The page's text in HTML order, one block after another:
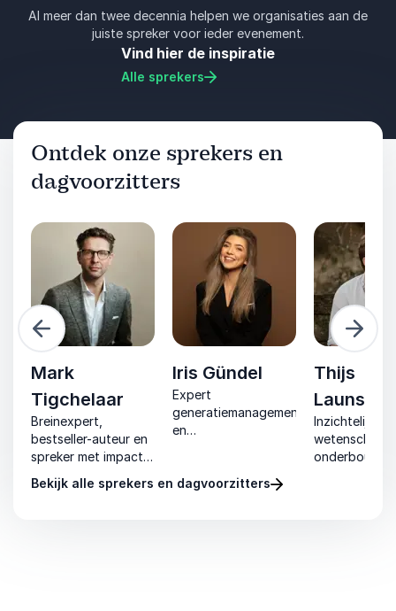
Al meer dan twee decennia helpen we organisaties aan de
juiste spreker voor ieder evenement.
Vind hier de inspiratie
Alle sprekers
Ontdek onze sprekers en
dagvoorzitters
Vorige
Mark
Tigchelaar
Breinexpert,
bestseller-auteur en
spreker met impact.
Hij helpt teams en
organisaties om
Iris Gündel
Expert
generatiemanagement
en
praktische inzichten
Thijs
Inzichtelijke,
onderbouwde
Bekijk alle sprekers en dagvoorzitters